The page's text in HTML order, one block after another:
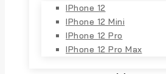
IPhone 12
IPhone 12 Mini
IPhone 12 Pro
IPhone 12 Pro Max